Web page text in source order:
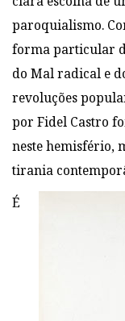
paroquialismo.
forma particular
do Mal radical e
revoluções
por Fidel Castro
neste hemisfério,
tirania
É